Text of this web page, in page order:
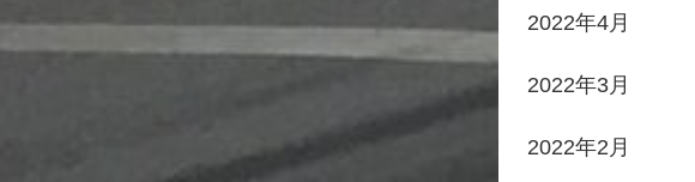
2022年4月
2022年3月
2022年2月